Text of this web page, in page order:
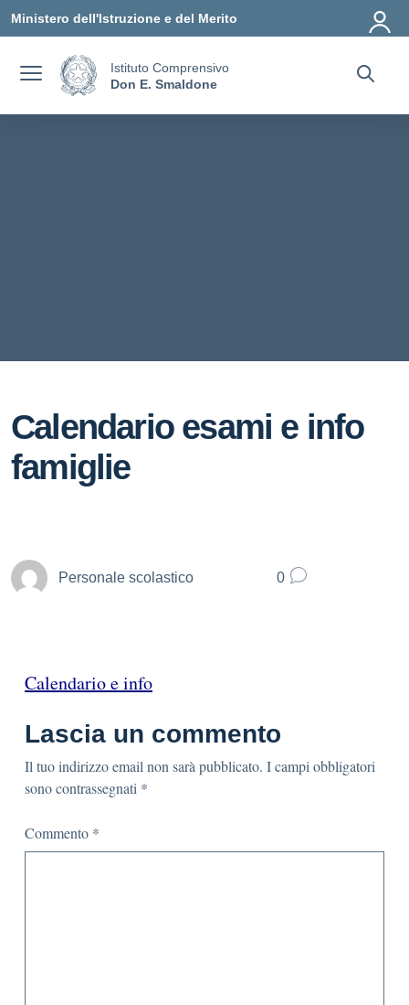
Ministero dell'Istruzione e del Merito
Istituto Comprensivo
Don E. Smaldone
Calendario esami e info
famiglie
Personale scolastico 0
Calendario e info
Lascia un commento
Il tuo indirizzo email non sarà pubblicato. I campi obbligatori
sono contrassegnati *
Commento *